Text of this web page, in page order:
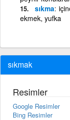
sıkma
ekmek, yufka
sıkmak
Resimler
Google Resimler
Bing Resimler